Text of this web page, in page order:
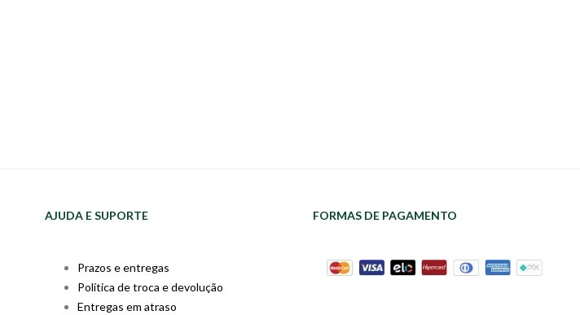
AJUDA E SUPORTE
Prazos e entregas
Política de troca e devolução
Entregas em atraso
FORMAS DE PAGAMENTO